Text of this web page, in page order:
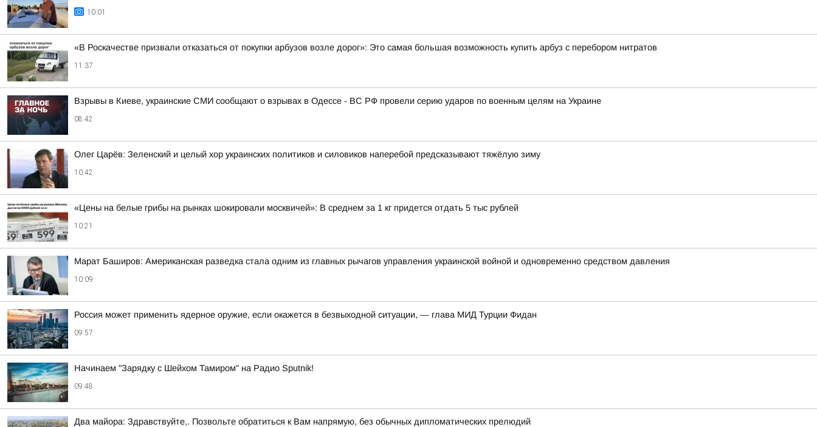
10:01
«В Роскачестве призвали отказаться от покупки арбузов возле дорог»: Это самая большая возможность купить арбуз с перебором нитратов
11:37
Взрывы в Киеве, украинские СМИ сообщают о взрывах в Одессе - ВС РФ провели серию ударов по военным целям на Украине
08:42
Олег Царёв: Зеленский и целый хор украинских политиков и силовиков наперебой предсказывают тяжёлую зиму
10:42
«Цены на белые грибы на рынках шокировали москвичей»: В среднем за 1 кг придется отдать 5 тыс рублей
10:21
Марат Баширов: Американская разведка стала одним из главных рычагов управления украинской войной и одновременно средством давления
10:09
Россия может применить ядерное оружие, если окажется в безвыходной ситуации, — глава МИД Турции Фидан
09:57
Начинаем "Зарядку с Шейхом Тамиром" на Радио Sputnik!
09:48
Два майора: Здравствуйте,. Позвольте обратиться к Вам напрямую, без обычных дипломатических прелюдий